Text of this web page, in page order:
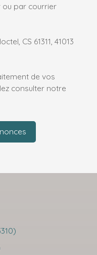
ou par courrier
CS 61311, 41013
de vos
consulter notre